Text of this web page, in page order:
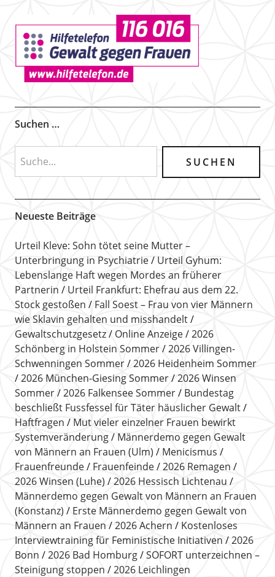
Suchen …
Neueste Beiträge
Urteil Kleve: Sohn tötet seine Mutter –
Unterbringung in Psychiatrie
Urteil Gyhum:
Lebenslange Haft wegen Mordes an früherer
Partnerin
Urteil Frankfurt: Ehefrau aus dem 22.
Stock gestoßen
Fall Soest – Frau von vier Männern
wie Sklavin gehalten und misshandelt
Gewaltschutzgesetz
Online Anzeige
2026
Schönberg in Holstein Sommer
2026 Villingen-
Schwenningen Sommer
2026 Heidenheim Sommer
2026 München-Giesing Sommer
2026 Winsen
Sommer
2026 Falkensee Sommer
Bundestag
beschließt Fussfessel für Täter häuslicher Gewalt
Haftfragen
Mut vieler einzelner Frauen bewirkt
Systemveränderung
Männerdemo gegen Gewalt
von Männern an Frauen (Ulm)
Menicismus
Frauenfreunde
Frauenfeinde
2026 Remagen
2026 Winsen (Luhe)
2026 Hessisch Lichtenau
Männerdemo gegen Gewalt von Männern an Frauen
(Konstanz)
Erste Männerdemo gegen Gewalt von
Männern an Frauen
2026 Achern
Kostenloses
Interviewtraining für Feministische Initiativen
2026
Bonn
2026 Bad Homburg
SOFORT unterzeichnen –
Steinigung stoppen
2026 Leichlingen